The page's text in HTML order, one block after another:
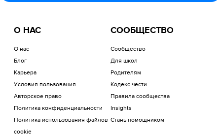
О НАС
О нас
Блог
Карьера
Условия пользования
Авторское право
Политика конфиденциальности
Политика использования файлов
cookie
СООБЩЕСТВО
Сообщество
Для школ
Родителям
Кодекс чести
Правила сообщества
Insights
Стань помощником